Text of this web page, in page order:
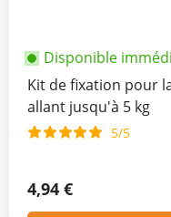
Disponible
Kit de fixation pour
allant jusqu'à 5 kg
5/5
4,94 €